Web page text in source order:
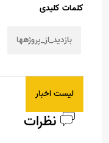
کلمات کلیدی
بازدید_از_پروژهها
لیست اخبار
نظرات